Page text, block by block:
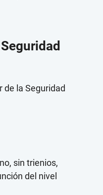
la Seguridad
sin trienios,
del nivel